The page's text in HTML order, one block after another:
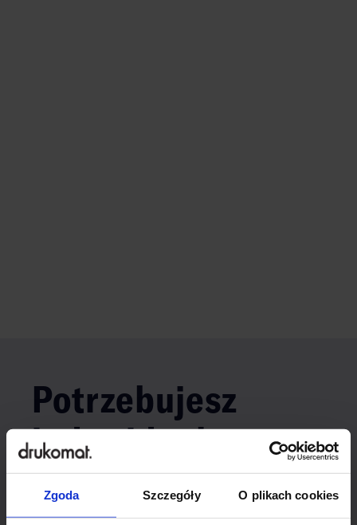
Zgoda Szczegóły O plikach cookies
Potrzebujesz
indywidualnego
rozwiązania?
Odezwij się do nas, aby omówić